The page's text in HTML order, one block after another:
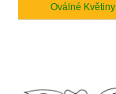
Oválné Květiny